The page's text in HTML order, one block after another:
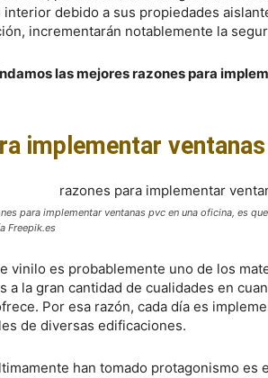
debido a sus propiedades
incrementarán notablemente la
las mejores razones para
implementar
para implementar ventanas pvc en una oficina, es
Freepik.es
vinilo es probablemente uno de los
a la gran cantidad de cualidades en
Por esa razón, cada día es
de diversas edificaciones.
han tomado protagonismo es